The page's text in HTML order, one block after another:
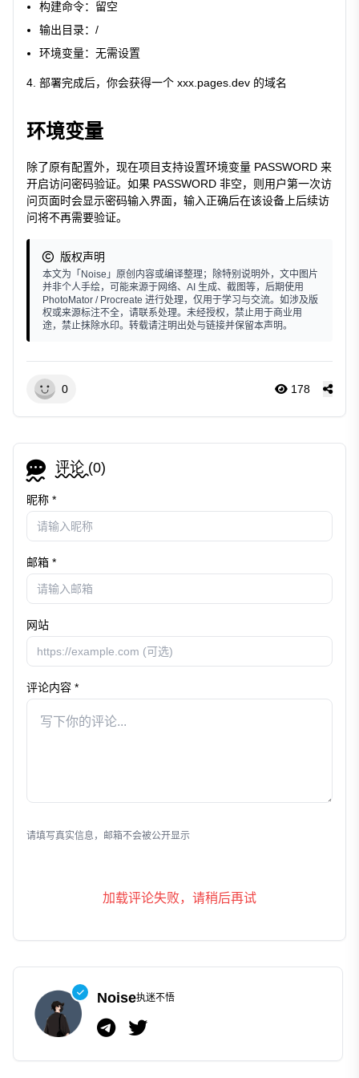
构建命令：留空
输出目录： /
环境变量：无需设置
部署完成后，你会获得一个 xxx.pages.dev 的域名
环境变量
除了原有配置外，现在项目支持设置环境变量 PASSWORD 来
开启访问密码验证。如果 PASSWORD 非空，则用户第一次访
问页面时会显示密码输入界面，输入正确后在该设备上后续访
问将不再需要验证。
版权声明
本文为「Noise」原创内容或编译整理；除特别说明外，文中图片
并非个人手绘，可能来源于网络、AI 生成、截图等，后期使用
PhotoMator / Procreate 进行处理，仅用于学习与交流。如涉及版
权或来源标注不全，请联系处理。未经授权，禁止用于商业用
途，禁止抹除水印。转载请注明出处与链接并保留本声明。
0 178
评论 (0)
昵称 *
邮箱 *
网站
评论内容 *
请填写真实信息，邮箱不会被公开显示
加载评论失败，请稍后再试
Noise执迷不悟